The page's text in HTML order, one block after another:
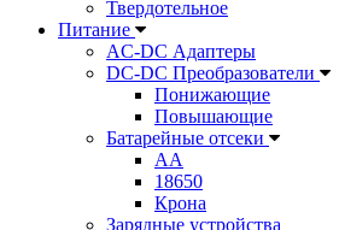
Твердотельное
Питание
AC-DC Адаптеры
DC-DC Преобразователи
Понижающие
Повышающие
Батарейные отсеки
AA
18650
Крона
Зарядные устройства